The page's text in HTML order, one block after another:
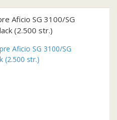
Aficio SG 3100/SG
(2.500 str.)